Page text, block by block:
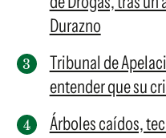
Durazno
Tribunal de
entender que su
Árboles caídos,